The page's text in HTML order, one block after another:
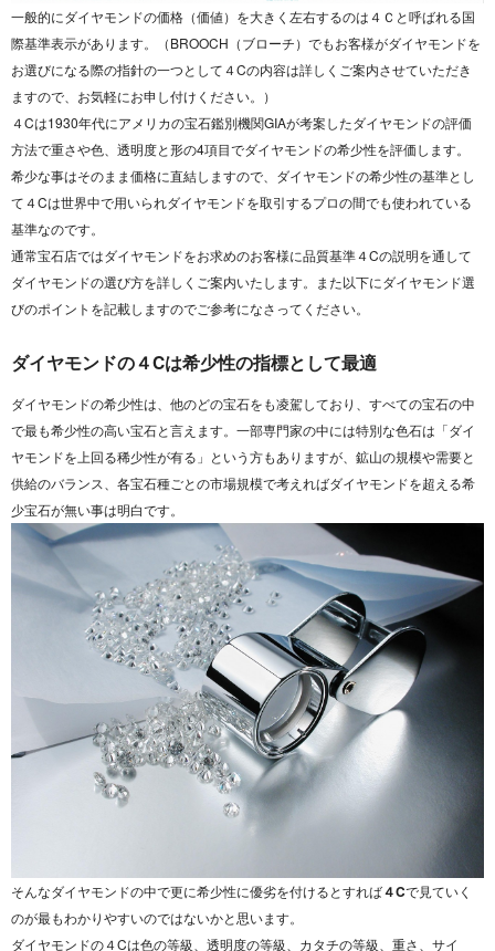
一般的にダイヤモンドの価格（価値）を大きく左右するのは４Ｃと呼ばれる国
際基準表示があります。（BROOCH（ブローチ）でもお客様がダイヤモンドを
お選びになる際の指針の一つとして４Cの内容は詳しくご案内させていただき
ますので、お気軽にお申し付けください。）
４Cは1930年代にアメリカの宝石鑑別機関GIAが考案したダイヤモンドの評価
方法で重さや色、透明度と形の4項目でダイヤモンドの希少性を評価します。
希少な事はそのまま価格に直結しますので、ダイヤモンドの希少性の基準とし
て４Cは世界中で用いられダイヤモンドを取引するプロの間でも使われている
基準なのです。
通常宝石店ではダイヤモンドをお求めのお客様に品質基準４Cの説明を通して
ダイヤモンドの選び方を詳しくご案内いたします。また以下にダイヤモンド選
びのポイントを記載しますのでご参考になさってください。
ダイヤモンドの４Cは希少性の指標として最適
ダイヤモンドの希少性は、他のどの宝石をも凌駕しており、すべての宝石の中
で最も希少性の高い宝石と言えます。一部専門家の中には特別な色石は「ダイ
ヤモンドを上回る稀少性が有る」という方もありますが、鉱山の規模や需要と
供給のバランス、各宝石種ごとの市場規模で考えればダイヤモンドを超える希
少宝石が無い事は明白です。
そんなダイヤモンドの中で更に希少性に優劣を付けるとすれば４Cで見ていく
のが最もわかりやすいのではないかと思います。
ダイヤモンドの４Cは色の等級、透明度の等級、カタチの等級、重さ、サイ